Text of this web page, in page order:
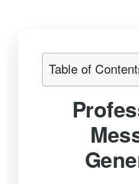
Table of